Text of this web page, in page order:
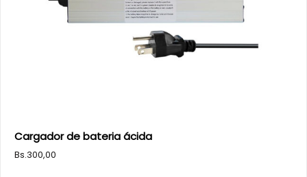
Cargador de bateria ácida
Bs.300,00